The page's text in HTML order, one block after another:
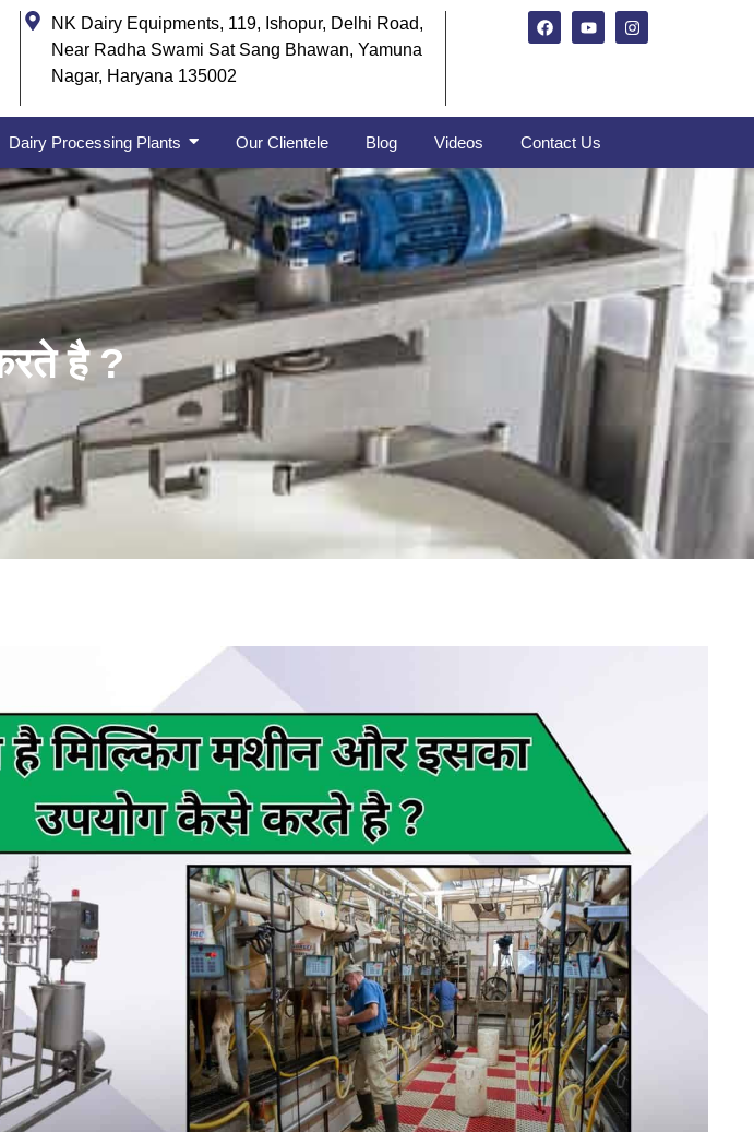
NK Dairy Equipments, 119, Ishopur, Delhi Road,
Near Radha Swami Sat Sang Bhawan, Yamuna
Nagar, Haryana 135002
Dairy Processing Plants Our Clientele Blog Videos Contact Us
है ?